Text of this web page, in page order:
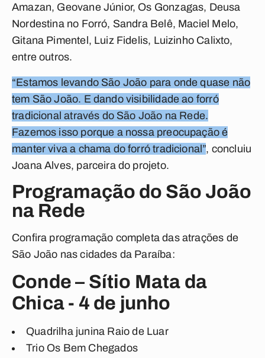
Amazan, Geovane Júnior, Os Gonzagas, Deusa
Nordestina no Forró, Sandra Belê, Maciel Melo,
Gitana Pimentel, Luiz Fidelis, Luizinho Calixto,
entre outros.
“Estamos levando São João para onde quase não
tem São João. E dando visibilidade ao forró
tradicional através do São João na Rede.
Fazemos isso porque a nossa preocupação é
manter viva a chama do forró tradicional”, concluiu
Joana Alves, parceira do projeto.
Programação do São João
na Rede
Confira programação completa das atrações de
São João nas cidades da Paraíba:
Conde – Sítio Mata da
Chica - 4 de junho
Quadrilha junina Raio de Luar
Trio Os Bem Chegados